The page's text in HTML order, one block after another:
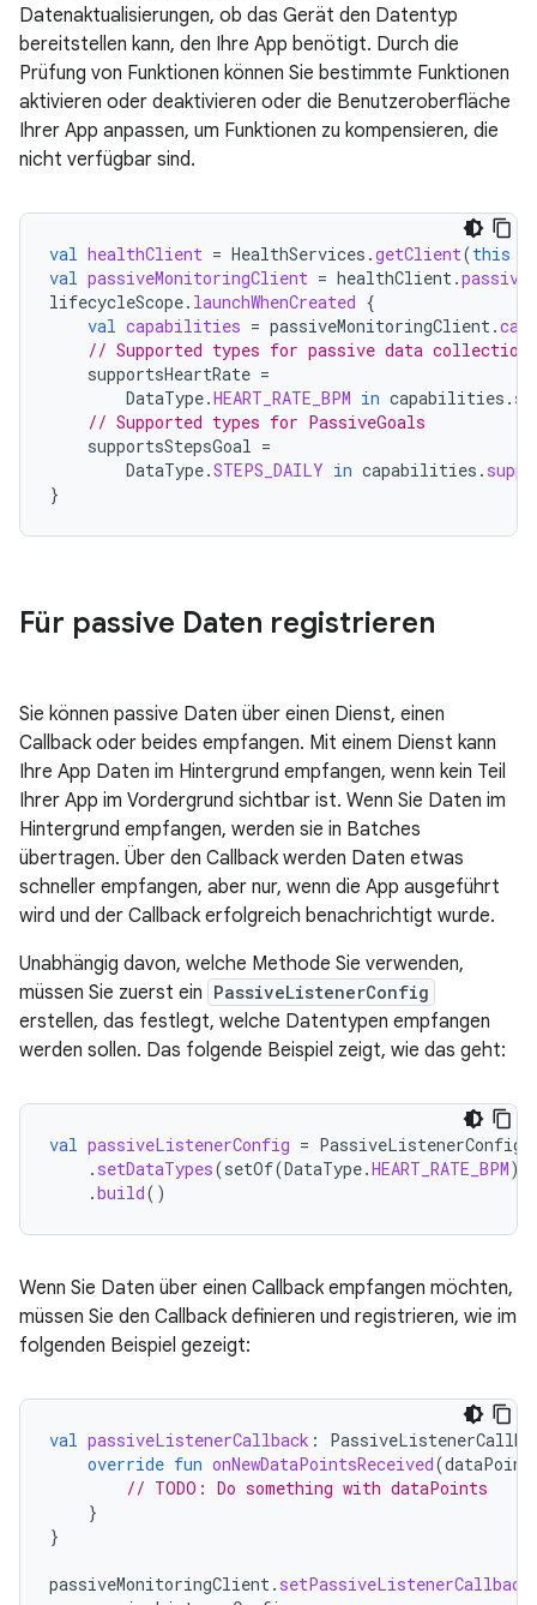
Datenaktualisierungen, ob das Gerät den Datentyp
bereitstellen kann, den Ihre App benötigt. Durch die
Prüfung von Funktionen können Sie bestimmte Funktionen
aktivieren oder deaktivieren oder die Benutzeroberfläche
Ihrer App anpassen, um Funktionen zu kompensieren, die
nicht verfügbar sind.
val healthClient = HealthServices .getClient(this
val passiveMonitoringClient = healthClient.
lifecycleScope. launchWhenCreated {
val capabilities = passiveMonitoringClient.
// Supported types for passive data collection
supportsHeartRate =
DataType.HEART_RATE_BPM in capabilities .
// Supported types for PassiveGoals
supportsStepsGoal =
DataType.STEPS_DAILY in capabilities .
}
Für passive Daten registrieren
Sie können passive Daten über einen Dienst, einen
Callback oder beides empfangen. Mit einem Dienst kann
Ihre App Daten im Hintergrund empfangen, wenn kein Teil
Ihrer App im Vordergrund sichtbar ist. Wenn Sie Daten im
Hintergrund empfangen, werden sie in Batches
übertragen. Über den Callback werden Daten etwas
schneller empfangen, aber nur, wenn die App ausgeführt
wird und der Callback erfolgreich benachrichtigt wurde.
Unabhängig davon, welche Methode Sie verwenden,
müssen Sie zuerst ein PassiveListenerConfig
erstellen, das festlegt, welche Datentypen empfangen
werden sollen. Das folgende Beispiel zeigt, wie das geht:
val passiveListenerConfig = PassiveListenerConfig
. setDataTypes(setOf(DataType.HEART_RATE_BPM))
.build()
Wenn Sie Daten über einen Callback empfangen möchten,
müssen Sie den Callback definieren und registrieren, wie im
folgenden Beispiel gezeigt:
val passiveListenerCallback :
override fun onNewDataPointsReceived(
// TODO: Do something with dataPoints
}
}
passiveMonitoringClient. setPassiveListenerCallback